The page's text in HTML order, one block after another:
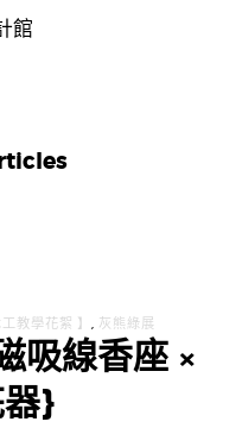
館
教學花絮 】 , 灰熊綠展
吸線香座 ×
}